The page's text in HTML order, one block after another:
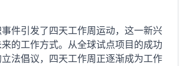
件引发了四天工作周运动，这一新兴
的工作方式。从全球试点项目的成功
法倡议，四天工作周正逐渐成为工作